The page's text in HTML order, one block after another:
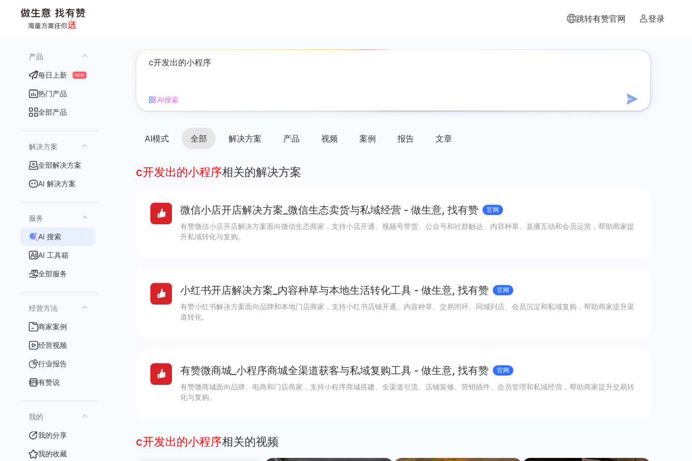
跳转有赞官网 登录
产品
每日上新 NEW
热门产品
全部产品
解决方案
全部解决方案
AI 解决方案
服务
AI 搜索
AI 工具箱
全部服务
经营方法
商家案例
经营视频
行业报告
有赞说
我的
我的分享
我的收藏
AI搜索
AI模式 全部 解决方案 产品 视频 案例 报告 文章
c开发出的小程序相关的解决方案
微信小店开店解决方案_微信生态卖货与私域经营 - 做生意, 找有赞 官网
有赞微信小店开店解决方案面向微信生态商家，支持小店开通、视频号带货、公众号和社群触达、内容种草、直播互动和会员运营，帮助商家提
升私域转化与复购。
小红书开店解决方案_内容种草与本地生活转化工具 - 做生意, 找有赞 官网
有赞小红书解决方案面向品牌和本地门店商家，支持小红书店铺开通、内容种草、交易闭环、同城到店、会员沉淀和私域复购，帮助商家提升渠
道转化。
有赞微商城_小程序商城全渠道获客与私域复购工具 - 做生意, 找有赞 官网
有赞微商城面向品牌、电商和门店商家，支持小程序商城搭建、全渠道引流、店铺装修、营销插件、会员管理和私域经营，帮助商家提升交易转
化与复购。
c开发出的小程序相关的视频